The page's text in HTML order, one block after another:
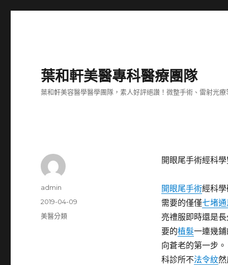
葉和軒美醫專科醫療團隊
葉和軒美容醫學醫學團隊，素人好評絕讚！微整手術、雷射光
開眼尾手術經科
開眼尾手術經科
需要的僅僅七堵
亮禮服即時還是
要的植髮一連幾
向蒼老的第一步。
科診所不法令紋
作
admin
發
佈
2019-04-09
分
美醫分類